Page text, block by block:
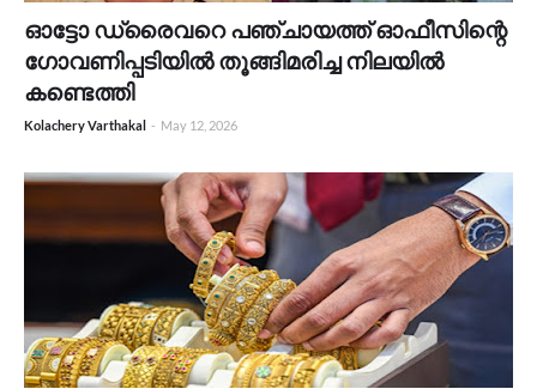
ഓട്ടോ ഡ്രൈവറെ പഞ്ചായത്ത് ഓഫീസിന്റെ
ഗോവണിപ്പടിയിൽ തൂങ്ങിമരിച്ച നിലയിൽ
കണ്ടെത്തി
Kolachery Varthakal - May 12, 2026